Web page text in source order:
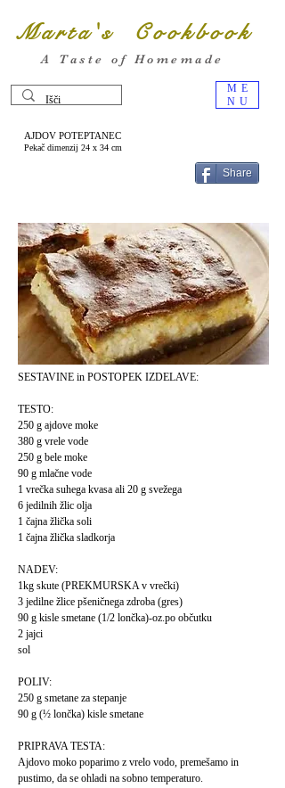
ME
NU
Marta's Cookbook
A Taste of Homemade
AJDOV POTEPTANEC
Pekač dimenzij 24 x 34 cm
Share
SESTAVINE in POSTOPEK IZDELAVE:
TESTO:
250 g ajdove moke
380 g vrele vode
250 g bele moke
90 g mlačne vode
1 vrečka suhega kvasa ali 20 g svežega
6 jedilnih žlic olja
1 čajna žlička soli
1 čajna žlička sladkorja
NADEV:
1kg skute (PREKMURSKA v vrečki)
3 jedilne žlice pšeničnega zdroba (gres)
90 g kisle smetane (1/2 lončka)-oz.po občutku
2 jajci
sol
POLIV:
250 g smetane za stepanje
90 g (½ lončka) kisle smetane
PRIPRAVA TESTA:
Ajdovo moko poparimo z vrelo vodo, premešamo in
pustimo, da se ohladi na sobno temperaturo.